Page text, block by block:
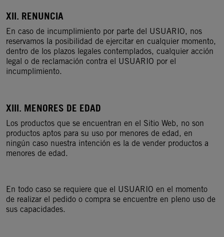
XII. RENUNCIA
En caso de incumplimiento por parte del USUARIO, nos
reservamos la posibilidad de ejercitar en cualquier momento,
dentro de los plazos legales contemplados, cualquier acción
legal o de reclamación contra el USUARIO por el
incumplimiento.
XIII. MENORES DE EDAD
Los productos que se encuentran en el Sitio Web, no son
productos aptos para su uso por menores de edad, en
ningún caso nuestra intención es la de vender productos a
menores de edad.
En todo caso se requiere que el USUARIO en el momento
de realizar el pedido o compra se encuentre en pleno uso de
sus capacidades.